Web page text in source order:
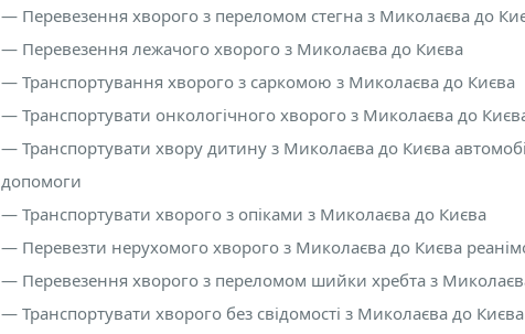
— Перевезення хворого з переломом стегна з Миколаєва до
— Перевезення лежачого хворого з Миколаєва до Києва
— Транспортування хворого з саркомою з Миколаєва до Києва
— Транспортувати онкологічного хворого з Миколаєва до
— Транспортувати хвору дитину з Миколаєва до Києва
допомоги
— Транспортувати хворого з опіками з Миколаєва до Києва
— Перевезти нерухомого хворого з Миколаєва до Києва
— Перевезення хворого з переломом шийки хребта з
— Транспортувати хворого без свідомості з Миколаєва до Києва